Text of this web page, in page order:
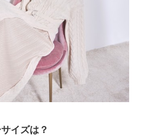
イズは？